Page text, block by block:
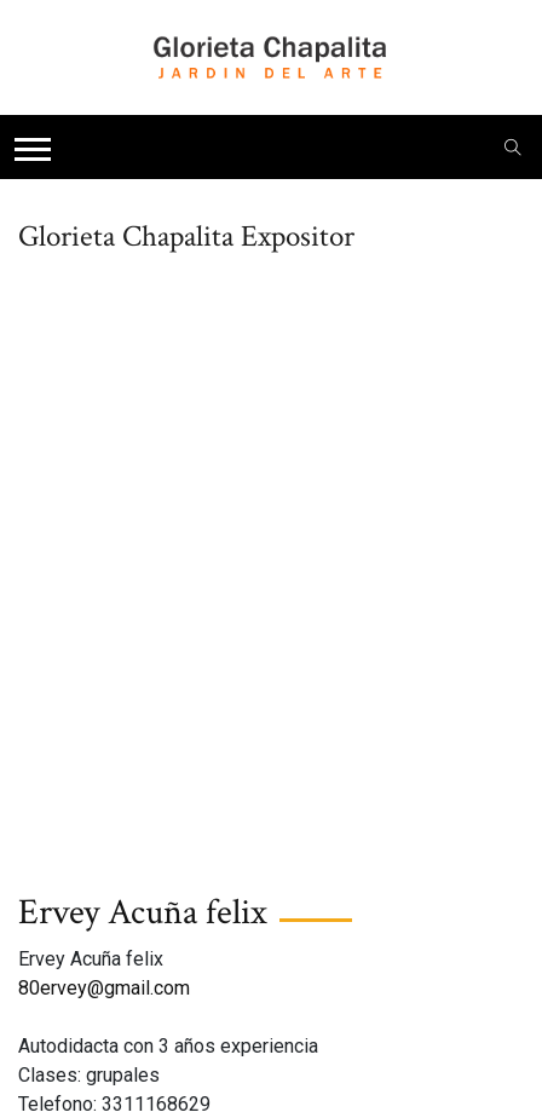
Glorieta ChapalitaExpositor
Ervey Acuña felix
Ervey Acuña felix
80ervey@gmail.com
Autodidacta con 3 años experiencia
Clases: grupales
Telefono: 3311168629